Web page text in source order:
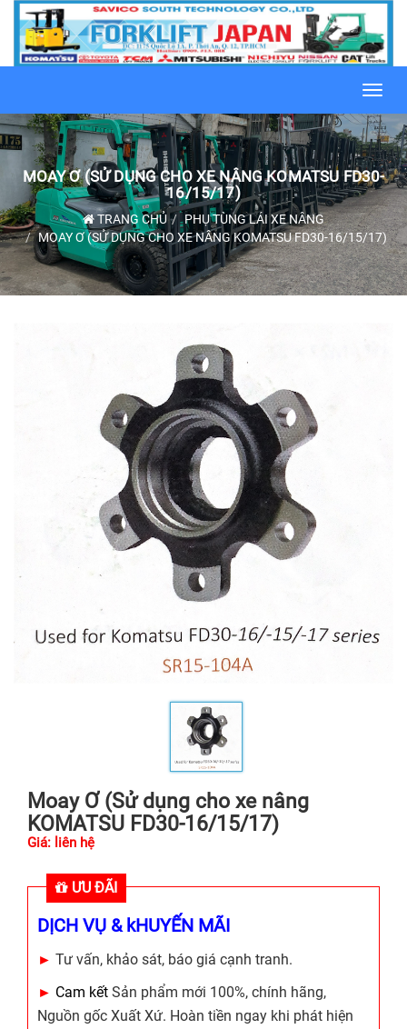
MOAY Ơ (SỬ DỤNG CHO XE NÂNG KOMATSU FD30-
16/15/17)
TRANG CHỦ
PHỤ TÙNG LÁI XE NÂNG
MOAY Ơ (SỬ DỤNG CHO XE NÂNG KOMATSU FD30-16/15/17)
Moay Ơ (Sử dụng cho xe nâng
KOMATSU FD30-16/15/17)
Giá: liên hệ
ƯU ĐÃI
DỊCH VỤ & kHUYẾN MÃI
► Tư vấn, khảo sát, báo giá cạnh tranh.
► Cam kết Sản phẩm mới 100%, chính hãng,
Nguồn gốc Xuất Xứ. Hoàn tiền ngay khi phát hiện